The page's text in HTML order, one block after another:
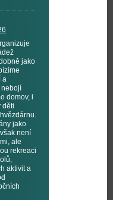
jako
a
nebojí
domov, i
děti
jako
není
ale
rekreaci
aktivit a